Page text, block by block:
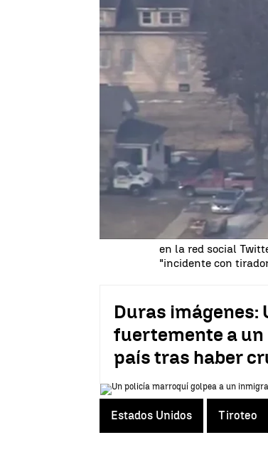
Antena 3 Noticias
Actualizado:
15 de febrero de 2019,
Publicado:
15 de febrero de 2019,
Varias personas
registrado durante
estado de Illinois,
sospechoso.
Fuentes oficiales
señalado que entre
momento no hay
"El tirador ha sido
en la red social
"incidente con
Duras imágenes:
fuertemente a un
país tras haber
Estados Unidos Tiroteo